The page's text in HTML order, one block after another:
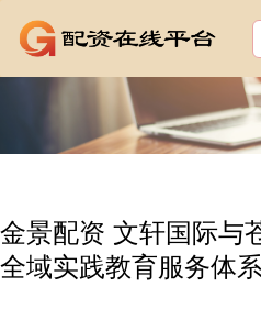
金景配资 文轩国际与
全域实践教育服务体